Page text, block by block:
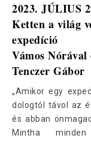
2023. JÚLIUS
Ketten a világ
expedíció
Vámos Nórával
Tenczer Gábor
„Amikor egy
dologtól távol az
és abban
Mintha